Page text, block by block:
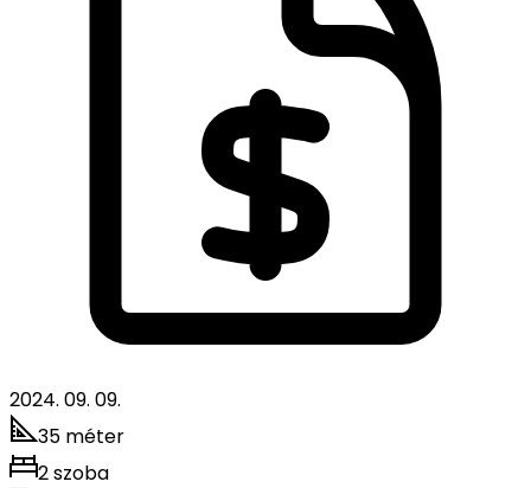
2024. 09. 09.
35 méter
2 szoba